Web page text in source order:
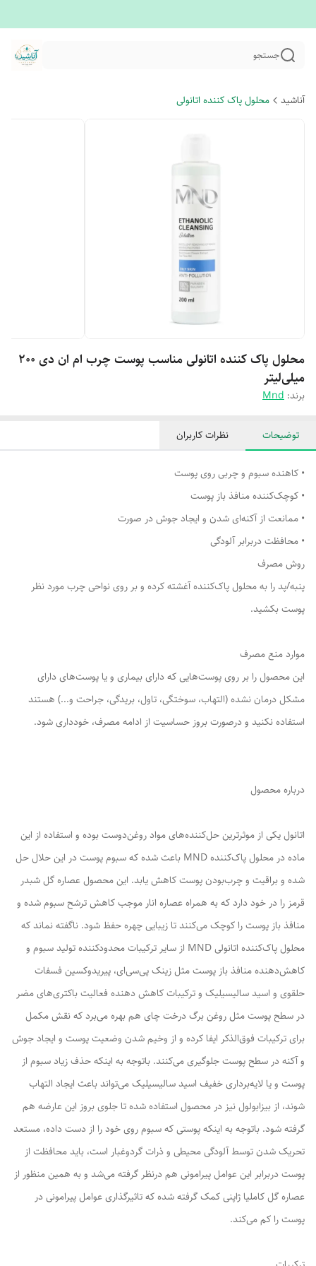
جستجو
آناشید محلول پاک کننده اتانولی
محلول پاک کننده اتانولی مناسب پوست چرب ام ان دی 200
میلی‌لیتر
برند: Mnd
توضیحات نظرات کاربران
• کاهنده سبوم و چربی روی پوست
• کوچک‌کننده منافذ باز پوست
• ممانعت از آکنه‌ای شدن و ایجاد جوش در صورت
• محافظت دربرابر آلودگی
روش مصرف
پنبه/پد را به محلول پاک‌کننده آغشته کرده و بر روی نواحی چرب مورد نظر
پوست بکشید.
موارد منع مصرف
این محصول را بر روی پوست‌هایی که دارای بیماری و یا پوست‌های دارای
مشکل درمان نشده (التهاب، سوختگی، تاول، بریدگی، جراحت و...) هستند
استفاده نکنید و درصورت بروز حساسیت از ادامه مصرف، خودداری شود.
درباره محصول
اتانول یکی از موثرترین حل‌کننده‌های مواد روغن‌دوست بوده و استفاده از این
ماده در محلول پاک‌کننده MND باعث شده که سبوم پوست در این حلال حل
شده و براقیت و چرب‌بودن پوست کاهش یابد. این محصول عصاره گل شبدر
قرمز را در خود دارد که به همراه عصاره انار موجب کاهش ترشح سبوم شده و
منافذ باز پوست را کوچک می‌کنند تا زیبایی چهره حفظ شود. ناگفته نماند که
محلول پاک‌کننده اتانولی MND از سایر ترکیبات محدودکننده تولید سبوم و
کاهش‌دهنده منافذ باز پوست مثل زینک پی‌سی‌ای، پیریدوکسین فسفات
حلقوی و اسید سالیسیلیک و ترکیبات کاهش دهنده فعالیت باکتری‌های مضر
در سطح پوست مثل روغن برگ درخت چای هم بهره می‌برد که نقش مکمل
برای ترکیبات فوق‌الذکر ایفا کرده و از وخیم شدن وضعیت پوست و ایجاد جوش
و آکنه در سطح پوست جلوگیری می‌کنند. باتوجه به اینکه حذف زیاد سبوم از
پوست و یا لایه‌برداری خفیف اسید سالیسیلیک می‌تواند باعث ایجاد التهاب
شوند، از بیزابولول نیز در محصول استفاده شده تا جلوی بروز این عارضه هم
گرفته شود. باتوجه به اینکه پوستی که سبوم روی خود را از دست داده، مستعد
تحریک شدن توسط آلودگی محیطی و ذرات گردوغبار است، باید محافظت از
پوست دربرابر این عوامل پیرامونی هم درنظر گرفته می‌شد و به همین منظور از
عصاره گل کاملیا ژاپنی کمک گرفته شده که تاثیرگذاری عوامل پیرامونی در
پوست را کم می‌کند.